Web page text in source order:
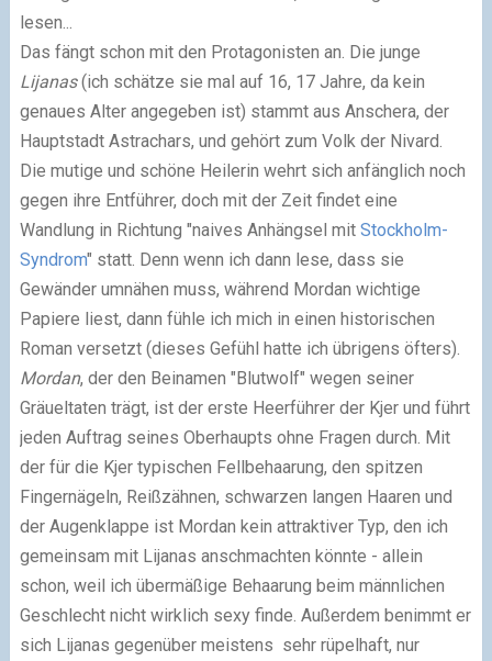
lesen...
Das fängt schon mit den Protagonisten an. Die junge
Lijanas (ich schätze sie mal auf 16, 17 Jahre, da kein
genaues Alter angegeben ist) stammt aus Anschera, der
Hauptstadt Astrachars, und gehört zum Volk der Nivard.
Die mutige und schöne Heilerin wehrt sich anfänglich noch
gegen ihre Entführer, doch mit der Zeit findet eine
Wandlung in Richtung "naives Anhängsel mit Stockholm-
Syndrom" statt. Denn wenn ich dann lese, dass sie
Gewänder umnähen muss, während Mordan wichtige
Papiere liest, dann fühle ich mich in einen historischen
Roman versetzt (dieses Gefühl hatte ich übrigens öfters).
Mordan, der den Beinamen "Blutwolf" wegen seiner
Gräueltaten trägt, ist der erste Heerführer der Kjer und führt
jeden Auftrag seines Oberhaupts ohne Fragen durch. Mit
der für die Kjer typischen Fellbehaarung, den spitzen
Fingernägeln, Reißzähnen, schwarzen langen Haaren und
der Augenklappe ist Mordan kein attraktiver Typ, den ich
gemeinsam mit Lijanas anschmachten könnte - allein
schon, weil ich übermäßige Behaarung beim männlichen
Geschlecht nicht wirklich sexy finde. Außerdem benimmt er
sich Lijanas gegenüber meistens sehr rüpelhaft, nur